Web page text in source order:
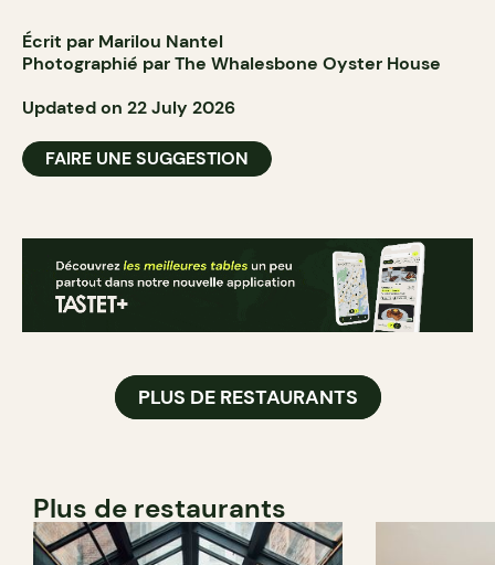
Écrit par Marilou Nantel
Photographié par The Whalesbone Oyster House
Updated on 22 July 2026
FAIRE UNE SUGGESTION
PLUS DE RESTAURANTS
Plus de restaurants